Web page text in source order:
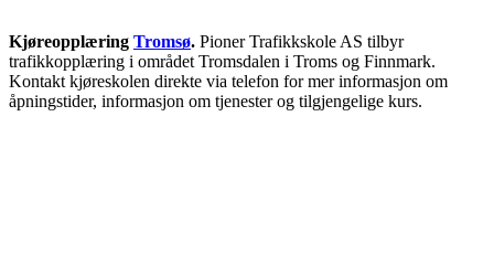
Kjøreopplæring Tromsø. Pioner Trafikkskole AS tilbyr
trafikkopplæring i området Tromsdalen i Troms og Finnmark.
Kontakt kjøreskolen direkte via telefon for mer informasjon om
åpningstider, informasjon om tjenester og tilgjengelige kurs.